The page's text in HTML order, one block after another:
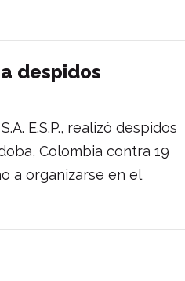
despidos
E.S.P., realizó despidos
Colombia contra 19
a organizarse en el